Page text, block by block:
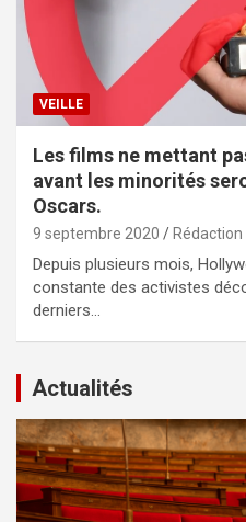
VEILLE
Les films ne mettant
avant les minorités
Oscars.
9 septembre 2020 Rédaction
Depuis plusieurs mois,
constante des activistes
derniers…
Actualités